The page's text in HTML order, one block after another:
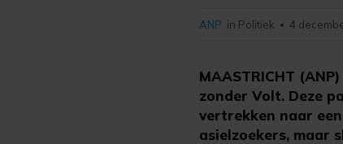
MAASTRICHT
zonder Volt. Deze
vertrekken naar
asielzoekers, maar
ANP in Politiek • 4